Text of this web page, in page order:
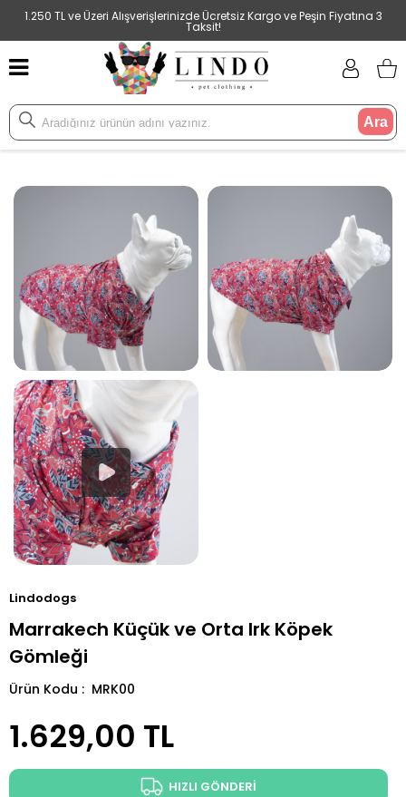
1.250 TL ve Üzeri Alışverişlerinizde Ücretsiz Kargo ve Peşin Fiyatına 3
Taksit!
Ara
Lindodogs
Marrakech Küçük ve Orta Irk Köpek
Gömleği
Ürün Kodu : MRK00
1.629,00 TL
HIZLI GÖNDERİ